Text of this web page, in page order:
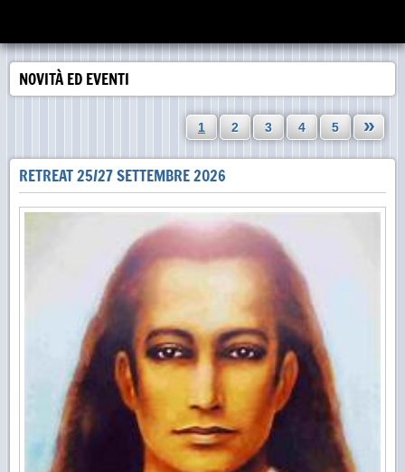
NOVITÀ ED EVENTI
1 2 3 4 5 »
RETREAT 25/27 SETTEMBRE 2026